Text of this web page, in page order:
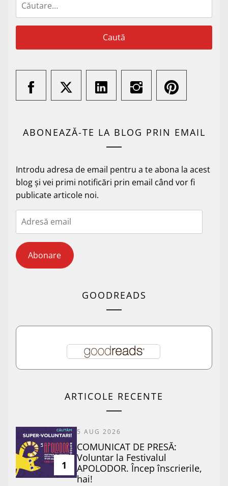
după:
ABONEAZĂ-TE LA BLOG PRIN EMAIL
Introdu adresa de email pentru a te abona la acest
blog și vei primi notificări prin email când vor fi
publicate articole noi.
Adresă
email
Abonare
GOODREADS
ARTICOLE RECENTE
1
5 AUG 2026
COMUNICAT DE PRESĂ:
Voluntar la Festivalul
APOLODOR. Încep înscrierile,
hai!